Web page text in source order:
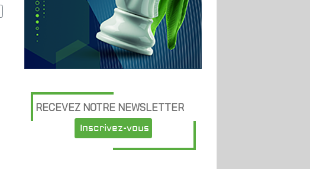
RECEVEZ NOTRE NEWSLETTER
Inscrivez-vous